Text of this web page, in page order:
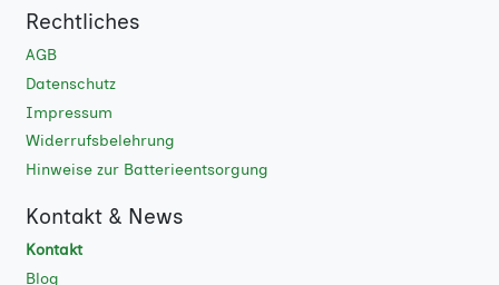
Rechtliches
AGB
Datenschutz
Impressum
Widerrufsbelehrung
Hinweise zur Batterieentsorgung
Kontakt & News
Kontakt
Blog